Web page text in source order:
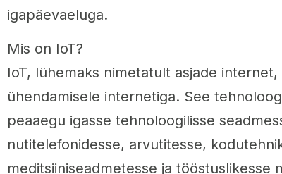
igapäevaeluga.
Mis on IoT?
IoT, lühemaks nimetatult asjade
ühendamisele internetiga. See
peaaegu igasse tehnoloogilisse
nutitelefonidesse, arvutitesse,
meditsiiniseadmetesse ja tööstuslikesse